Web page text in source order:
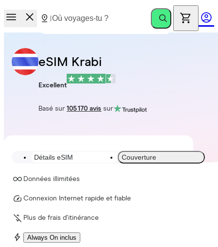
eSIM Krabi
Excellent
Basé sur105 170 avis sur
Détails eSIM Couverture
Données illimitées
Connexion Internet rapide et fiable
Plus de frais d’itinérance
Always On inclus